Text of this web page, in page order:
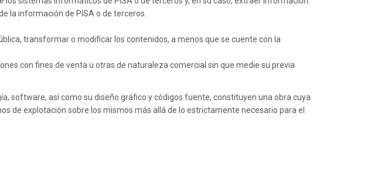
la información de PISA o de terceros.
transformar o modificar los contenidos, a menos que se cuente con la
con fines de venta u otras de naturaleza comercial sin que medie su previa
software, así como su diseño gráfico y códigos fuente, constituyen una obra cuya
de explotación sobre los mismos más allá de lo estrictamente necesario para el